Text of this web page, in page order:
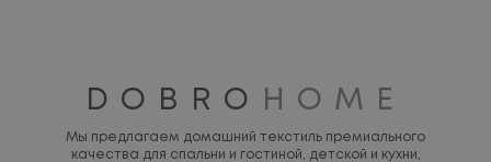
DOBRO HOME
Мы предлагаем домашний текстиль премиального
качества для спальни и гостиной, детской и кухни,